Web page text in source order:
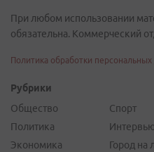
При любом использовании
обязательна. Коммерческий
Политика обработки
Рубрики
Общество
Политика
Экономика
Спорт
Интервью
Город на